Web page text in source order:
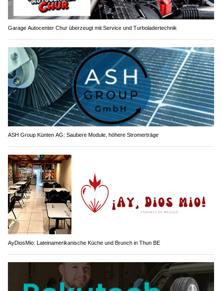
Garage Autocenter Chur überzeugt mit Service und Turboladertechnik
ASH Group Künten AG: Saubere Module, höhere Stromerträge
AyDiosMio: Lateinamerikanische Küche und Brunch in Thun BE